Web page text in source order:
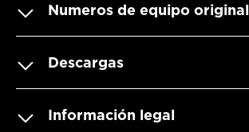
Numeros de equipo original
Descargas
Información legal